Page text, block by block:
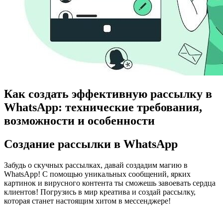
Как создать эффективную рассылку в
WhatsApp: технические требования,
возможности и особенности
Создание рассылки в WhatsApp
Забудь о скучных рассылках, давай создадим магию в
WhatsApp!​ С помощью уникальных сообщений, ярких
картинок и вирусного контента ты сможешь завоевать сердца
клиентов!​ Погрузись в мир креатива и создай рассылку,
которая станет настоящим хитом в мессенджере!